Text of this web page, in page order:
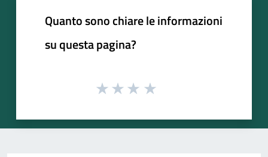
Quanto sono chiare le informazioni
su questa pagina?